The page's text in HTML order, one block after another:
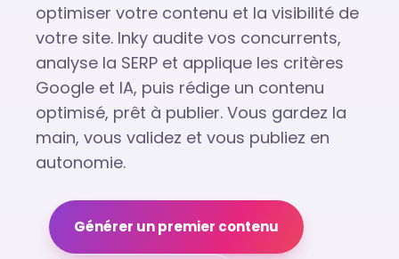
optimiser votre contenu et la visibilité de
votre site. Inky audite vos concurrents,
analyse la SERP et applique les critères
Google et IA, puis rédige un contenu
optimisé, prêt à publier. Vous gardez la
main, vous validez et vous publiez en
autonomie.
Générer un premier contenu